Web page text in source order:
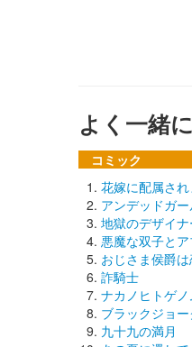
よく一緒
コミック
花嫁に配属さ
アンデッドガ
地獄のデザイ
悪魔な双子と
おじさま侯爵
詐騎士
ナカノヒトゲノ
ブラックジョー
九十九の満月